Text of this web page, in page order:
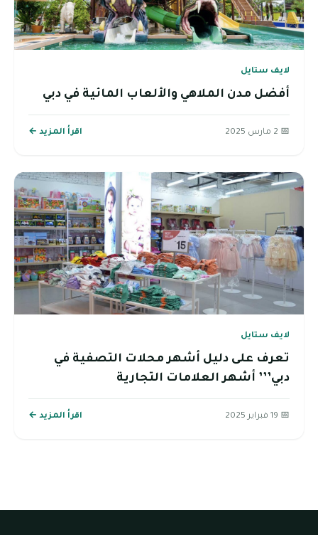
لايف ستايل
أفضل مدن الملاهي والألعاب المائية في دبي
📅 2 مارس 2025 اقرأ المزيد ←
لايف ستايل
تعرف على دليل أشهر محلات التصفية في
دبي’’’ أشهر العلامات التجارية
📅 19 فبراير 2025 اقرأ المزيد ←